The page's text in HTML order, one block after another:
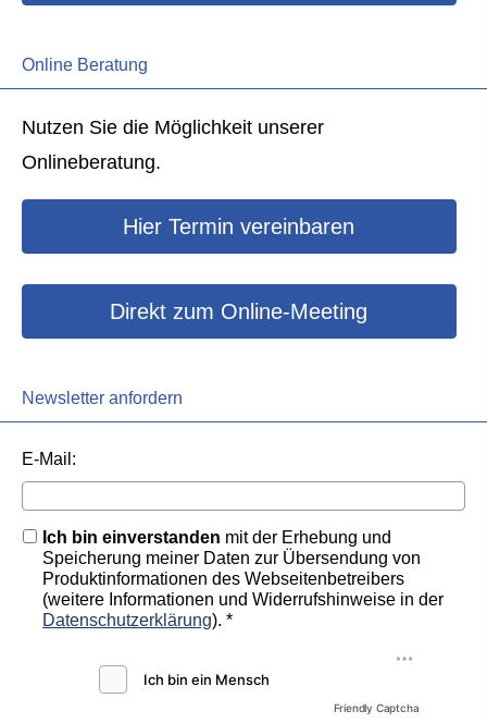
Online Beratung
Nutzen Sie die Möglichkeit unserer
Onlineberatung.
Hier Termin ver­ein­baren
Direkt zum Online-Meeting
Newsletter anfordern
E-Mail:
Ich bin einverstanden mit der Erhebung und
Speicherung meiner Daten zur Übersendung von
Produktinformationen des Webseitenbetreibers
(weitere Informationen und Widerrufshinweise in der
Datenschutzerklärung). *
Friendly Captcha